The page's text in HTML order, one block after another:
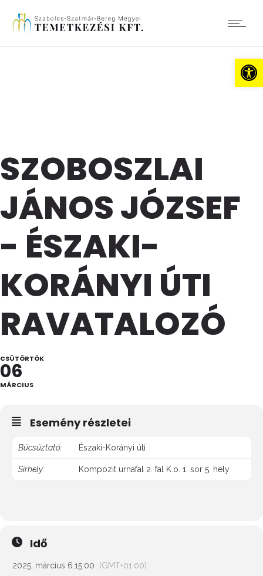
SZOBOSZLAI
JÁNOS JÓZSEF
- ÉSZAKI-
KORÁNYI ÚTI
RAVATALOZÓ
CSÜTÖRTÖK
06
MÁRCIUS
Esemény részletei
Búcsúztató: Északi-Korányi úti
Sírhely: Kompozit urnafal 2. fal K.o. 1. sor 5. hely
Idő
2025. március 6. 15:00 (GMT+01:00)